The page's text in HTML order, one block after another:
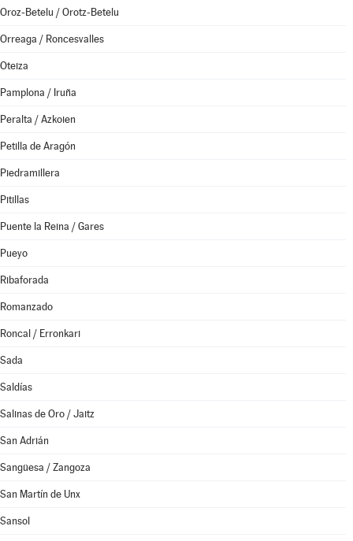
Oroz-Betelu / Orotz-Betelu
Orreaga / Roncesvalles
Oteiza
Pamplona / Iruña
Peralta / Azkoien
Petilla de Aragón
Piedramillera
Pitillas
Puente la Reina / Gares
Pueyo
Ribaforada
Romanzado
Roncal / Erronkari
Sada
Saldías
Salinas de Oro / Jaitz
San Adrián
Sangüesa / Zangoza
San Martín de Unx
Sansol